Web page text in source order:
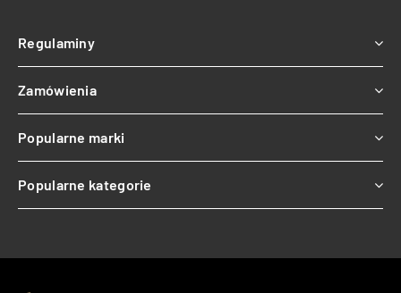
Regulaminy
Zamówienia
Popularne marki
Popularne kategorie